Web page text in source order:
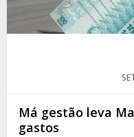
Má gestão leva
gastos